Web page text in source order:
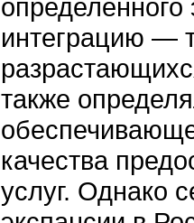
интеграцию —
также
качества
услуг. Однако